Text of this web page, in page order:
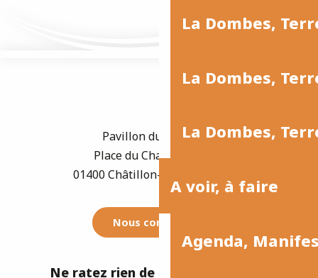
La Dombes,
La Dombes,
La Dombes,
A voir, à faire
Agenda,
Pavillon du Tourisme
Place du Champ de Foire
01400 Châtillon-sur-Chalaronne
Nous contacter
Ne ratez rien de l'actualité de la